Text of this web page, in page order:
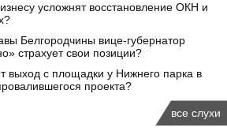
усложнят восстановление ОКН и
Белгородчины вице-губернатор
страхует свои позиции?
выход с площадки у Нижнего парка в
проекта?
все слухи